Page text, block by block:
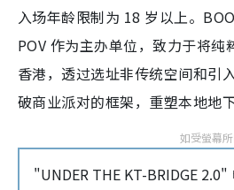
入场年龄限制为 18 岁以上。
POV 作为主办单位，致力于将纯
香港，透过选址非传统空间和引
破商业派对的框架，重塑本地地
"UNDER THE KT-BRIDGE